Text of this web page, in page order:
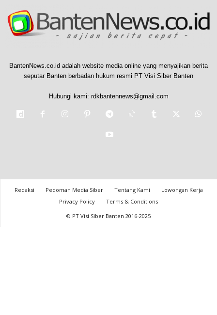
BantenNews.co.id adalah website media online yang menyajikan berita
seputar Banten berbadan hukum resmi PT Visi Siber Banten
Hubungi kami: rdkbantennews@gmail.com
Redaksi Pedoman Media Siber Tentang Kami
Lowongan Kerja
Privacy Policy
Terms & Conditions
© PT Visi Siber Banten 2016-2025